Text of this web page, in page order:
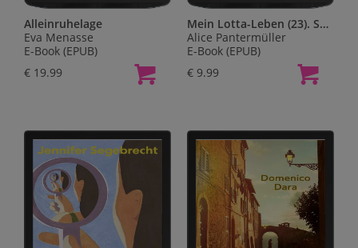
Alleinruhelage
Eva Menasse
E-Book (EPUB)
€ 19.99
Mein Lotta-Leben (23). Sayonara, Capybara!
Alice Pantermüller
E-Book (EPUB)
€ 9.99